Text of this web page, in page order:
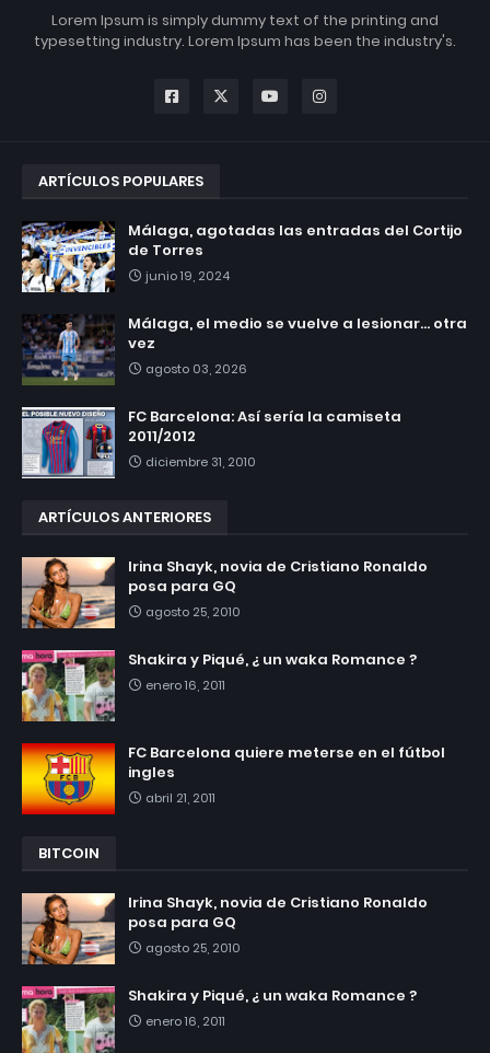
Lorem Ipsum is simply dummy text of the printing and
typesetting industry. Lorem Ipsum has been the industry's.
ARTÍCULOS POPULARES
Málaga, agotadas las entradas del Cortijo
de Torres
junio 19, 2024
Málaga, el medio se vuelve a lesionar... otra
vez
agosto 03, 2026
FC Barcelona: Así sería la camiseta
2011/2012
diciembre 31, 2010
ARTÍCULOS ANTERIORES
Irina Shayk, novia de Cristiano Ronaldo
posa para GQ
agosto 25, 2010
Shakira y Piqué, ¿ un waka Romance ?
enero 16, 2011
FC Barcelona quiere meterse en el fútbol
ingles
abril 21, 2011
BITCOIN
Irina Shayk, novia de Cristiano Ronaldo
posa para GQ
agosto 25, 2010
Shakira y Piqué, ¿ un waka Romance ?
enero 16, 2011